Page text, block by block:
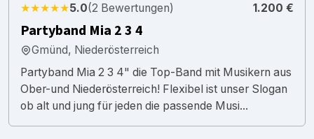
★★★★★5.0(2 Bewertungen) 1.200 €
Partyband Mia 2 3 4
Gmünd, Niederösterreich
Partyband Mia 2 3 4" die Top-Band mit Musikern aus
Ober-und Niederösterreich! Flexibel ist unser Slogan
ob alt und jung für jeden die passende Musi...